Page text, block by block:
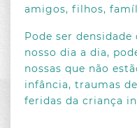
amigos, filhos,
Pode ser
nosso dia a dia,
nossas que não
infância, traumas
feridas da criança